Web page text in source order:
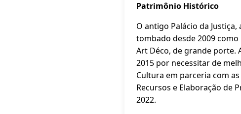
Patrimônio Histórico
O antigo Palácio da
tombado desde 2009
Art Déco, de grande porte.
2015 por necessitar de
Cultura em parceria com
Recursos e Elaboração de
2022.